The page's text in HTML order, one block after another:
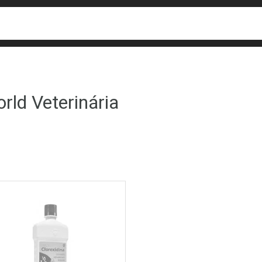
Veterinária